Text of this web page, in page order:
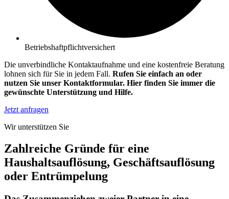
Betriebshaftpflichtversichert
Die unverbindliche Kontaktaufnahme und eine kostenfreie Beratung
lohnen sich für Sie in jedem Fall. Rufen Sie einfach an oder
nutzen Sie unser Kontaktformular. Hier finden Sie immer die
gewünschte Unterstützung und Hilfe.
Jetzt anfragen
Wir unterstützen Sie
Zahlreiche Gründe für eine
Haushaltsauflösung, Geschäftsauflösung
oder Entrümpelung